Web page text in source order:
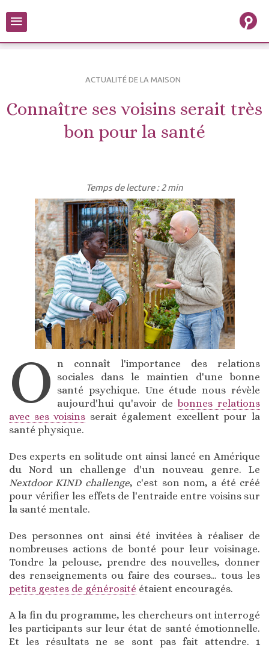
≡
ACTUALITÉ DE LA MAISON
Connaître ses voisins serait très
bon pour la santé
Temps de lecture : 2 min
O n connaît l'importance des relations
sociales dans le maintien d'une bonne
santé psychique. Une étude nous révèle
aujourd'hui qu'avoir de bonnes relations
avec ses voisins serait également excellent pour la
santé physique.
Des experts en solitude ont ainsi lancé en Amérique
du Nord un challenge d'un nouveau genre. Le
Nextdoor KIND challenge, c'est son nom, a été créé
pour vérifier les effets de l'entraide entre voisins sur
la santé mentale.
Des personnes ont ainsi été invitées à réaliser de
nombreuses actions de bonté pour leur voisinage.
Tondre la pelouse, prendre des nouvelles, donner
des renseignements ou faire des courses… tous les
petits gestes de générosité étaient encouragés.
A la fin du programme, les chercheurs ont interrogé
les participants sur leur état de santé émotionnelle.
Et les résultats ne se sont pas fait attendre. 1